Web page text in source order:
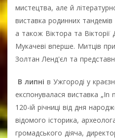
мистецтва, але й
виставка родинних
а також Віктора та
Мукачеві вперше. Митців
Золтан Ленд'єл та
В липні в Ужгороді у
експонувалася виставка „In
120-ій річниці від дня
відомого історика,
громадського діяча,